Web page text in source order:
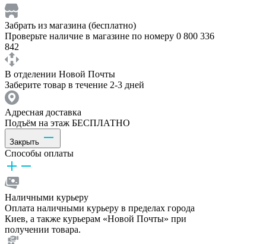
Забрать из магазина (бесплатно)
Проверьте наличие в магазине по номеру 0 800 336
842
В отделении Новой Почты
Заберите товар в течение 2-3 дней
Адресная доставка
Подъём на этаж БЕСПЛАТНО
Закрыть
Способы оплаты
Наличными курьеру
Оплата наличными курьеру в пределах города
Киев, а также курьерам «Новой Почты» при
получении товара.